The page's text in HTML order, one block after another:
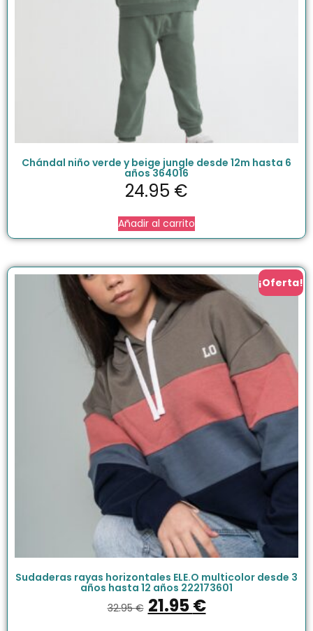
Chándal niño verde y beige jungle desde 12m hasta 6
años 364016
24.95 €
Añadir al carrito
¡Oferta!
Sudaderas rayas horizontales ELE.O multicolor desde 3
años hasta 12 años 222173601
32.95€ 21.95€